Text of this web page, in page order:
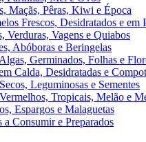
Maçãs, Pêras, Kiwi e Época
Frescos, Desidratados e em
Verduras, Vagens e Quiabos
Abóboras e Beringelas
Germinados, Folhas e
Calda, Desidratadas e
Leguminosas e Sementes
Tropicais, Melão e
Espargos e Malaguetas
a Consumir e Preparados